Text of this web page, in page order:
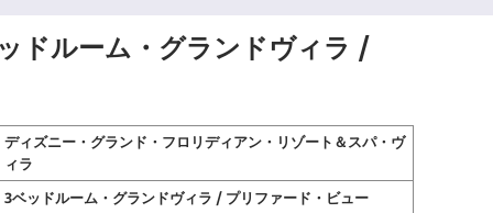
ドルーム・グランドヴィラ /
ディズニー・グランド・フロリディアン・リゾート＆スパ・ヴ
ィラ
3ベッドルーム・グランドヴィラ / プリファード・ビュー